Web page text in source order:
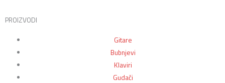
PROIZVODI
Gitare
Bubnjevi
Klaviri
Gudači